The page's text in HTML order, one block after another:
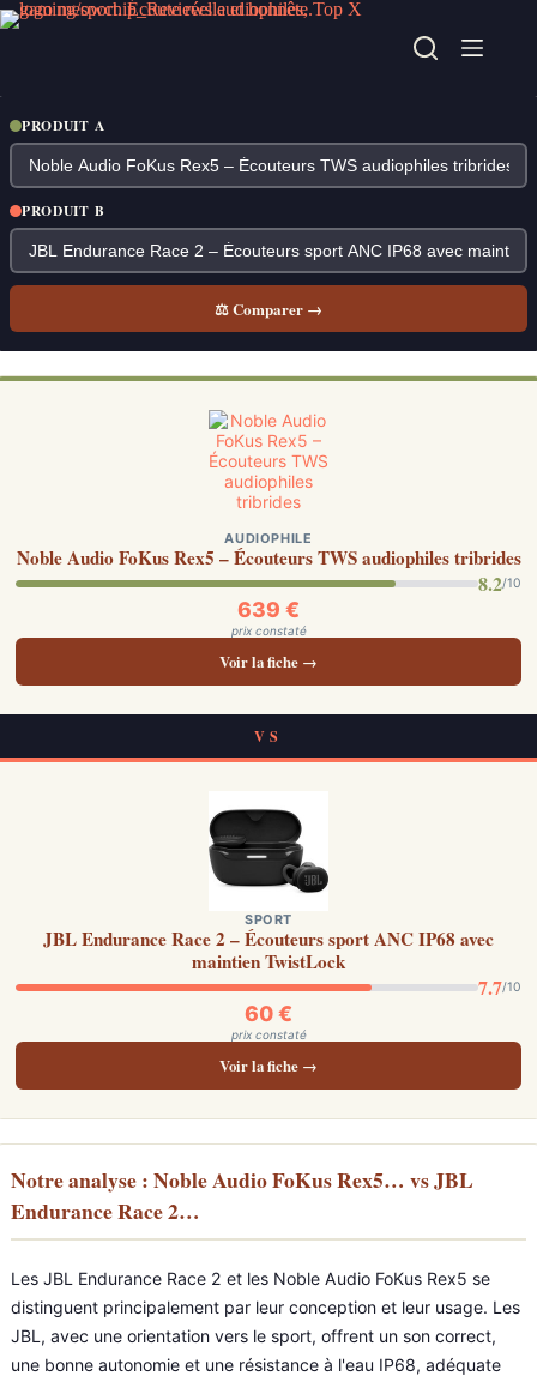
Passer
au
PRODUIT A
PRODUIT B
⚖ Comparer →
AUDIOPHILE
Noble Audio FoKus Rex5 – Écouteurs TWS audiophiles tribrides
8.2/10
639 €
prix constaté
Voir la fiche →
VS
SPORT
JBL Endurance Race 2 – Écouteurs sport ANC IP68 avec
maintien TwistLock
7.7/10
60 €
prix constaté
Voir la fiche →
Notre analyse : Noble Audio FoKus Rex5… vs JBL
Endurance Race 2…
Les JBL Endurance Race 2 et les Noble Audio FoKus Rex5 se
distinguent principalement par leur conception et leur usage. Les
JBL, avec une orientation vers le sport, offrent un son correct,
une bonne autonomie et une résistance à l'eau IP68, adéquate